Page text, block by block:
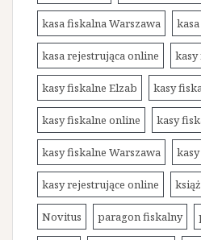
kasa fiskalna Warszawa
kasa rejestrująca online kasy
kasy fiskalne Elzab kasy
kasy fiskalne online kasy
kasy fiskalne Warszawa
kasy rejestrujące online
Novitus paragon fiskalny